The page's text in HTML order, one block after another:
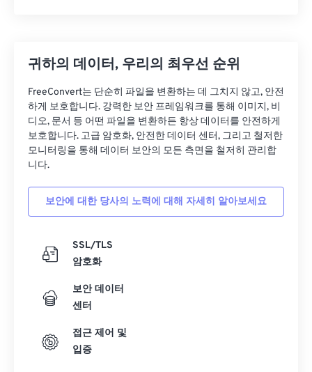
귀하의 데이터, 우리의 최우선 순위
FreeConvert는 단순히 파일을 변환하는 데 그치지 않고, 안전
하게 보호합니다. 강력한 보안 프레임워크를 통해 이미지, 비
디오, 문서 등 어떤 파일을 변환하든 항상 데이터를 안전하게
보호합니다. 고급 암호화, 안전한 데이터 센터, 그리고 철저한
모니터링을 통해 데이터 보안의 모든 측면을 철저히 관리합
니다.
보안에 대한 당사의 노력에 대해 자세히 알아보세요
SSL/TLS
암호화
보안 데이터
센터
접근 제어 및
입증